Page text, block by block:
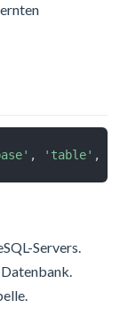
, 'table' ,
Servers.